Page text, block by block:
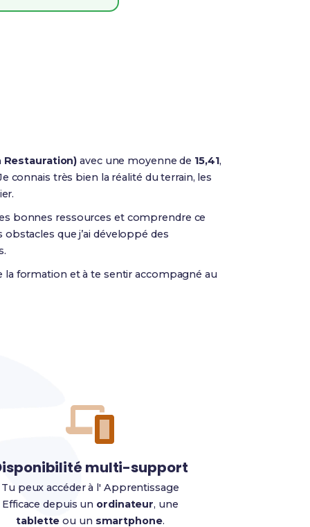
Restauration) avec une moyenne de 15,41,
connais très bien la réalité du terrain, les
bonnes ressources et comprendre ce
que j’ai développé des
la formation et à te sentir accompagné au
multi-support
Tu peux accéder à l' Apprentissage
Efficace depuis un ordinateur, une
tablette ou un smartphone.